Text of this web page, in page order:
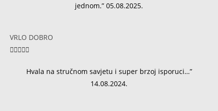
jednom.” 05.08.2025.
VRLO DOBRO

Hvala na stručnom savjetu i super brzoj isporuci…”
14.08.2024.